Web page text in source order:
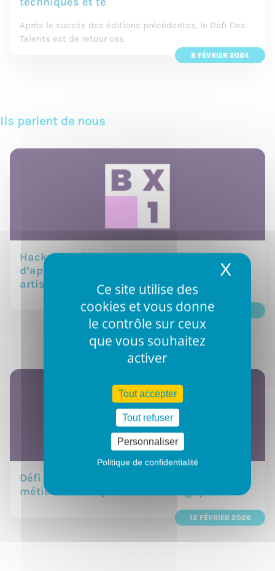
Ce site utilise des
cookies et vous donne
le contrôle sur ceux
que vous souhaitez
activer
Tout accepter
Tout refuser
Personnaliser
Politique de confidentialité
X
Après le succès des éditions précédentes, le Défi Des
Talents est de retour ces
8 FÉVRIER 2024
Ils parlent de nous
Hackathon à l’efp : une centaine
d’apprenants au service d’associations,
artistes et d’initi
11 MARS 2026
Défi des talents : 600 élèves découvrent les
métiers techniques et technologiques
12 FÉVRIER 2026